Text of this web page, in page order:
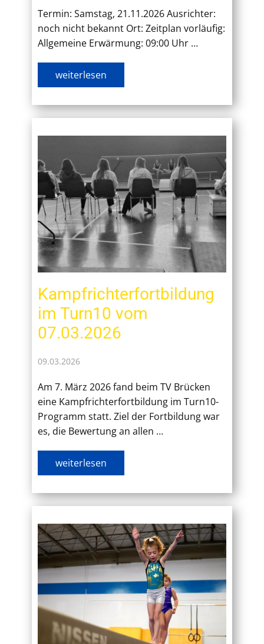
Termin: Samstag, 21.11.2026 Ausrichter:
noch nicht bekannt Ort: Zeitplan vorläufig:
Allgemeine Erwärmung: 09:00 Uhr …
weiterlesen
Kampfrichterfortbildung
im Turn10 vom
07.03.2026
09.03.2026
Am 7. März 2026 fand beim TV Brücken
eine Kampfrichterfortbildung im Turn10-
Programm statt. Ziel der Fortbildung war
es, die Bewertung an allen …
weiterlesen